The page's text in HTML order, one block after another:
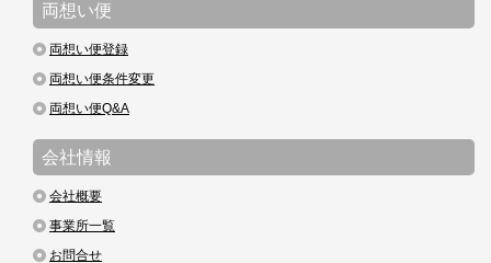
両想い便
両想い便登録
両想い便条件変更
両想い便Q&A
会社情報
会社概要
事業所一覧
お問合せ